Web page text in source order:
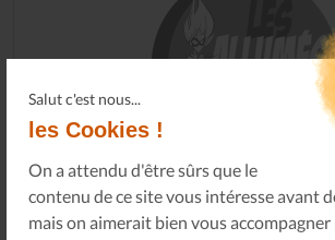
Salut c'est nous...
les Cookies !
On a attendu d'être sûrs que le
contenu de ce site vous intéresse avant
mais on aimerait bien vous